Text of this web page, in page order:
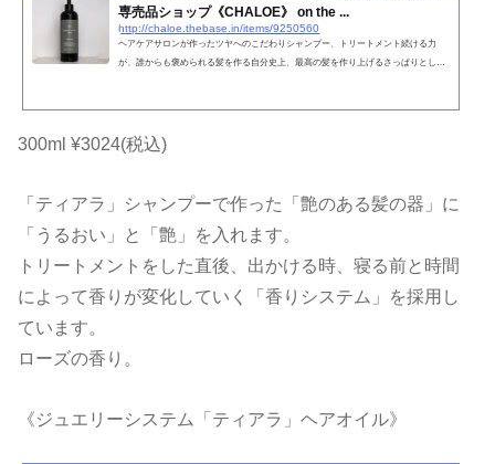
専売品ショップ《CHALOE》 on the ...
http://chaloe.thebase.in/items/9250560
ヘアケアサロンが作ったツヤへのこだわりシャンプー、トリートメント続ける力
が、誰からも褒められる髪を作る自分史上、最高の髪を作り上げるさっぱりとした
ーやパーマなどのアルカリ物を除去する。紫外線を吸収してくれる。やればやるほ
ど蘇る髪へ。ツヤ髪への第一歩。●お肌に合わない時、傷や湿疹等...
300ml ¥3024(税込)
「ティアラ」シャンプーで作った「艶のある髪の器」に
「うるおい」と「艶」を入れます。
トリートメントをした直後、出かける時、寝る前と時間
によって香りが変化していく「香りシステム」を採用し
ています。
ローズの香り。
《ジュエリーシステム「ティアラ」ヘアオイル》